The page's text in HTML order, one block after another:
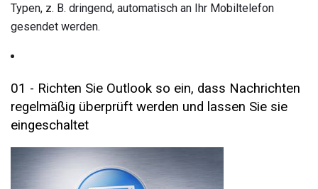
Typen, z. B. dringend, automatisch an Ihr Mobiltelefon
gesendet werden.
01 - Richten Sie Outlook so ein, dass Nachrichten
regelmäßig überprüft werden und lassen Sie sie
eingeschaltet